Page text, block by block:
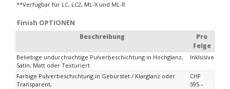
**Verfügbar für LC, LC2, ML-X und ML-R
Finish OPTIONEN
Beschreibung
Pro
Felge
Beliebige undurchsichtige Pulverbeschichtung in Hochglanz,
Satin, Matt oder Texturiert
Inklusive
Farbige Pulverbeschichtung in Gebürstet / Klarglanz oder
Transparent,
CHF
595.–